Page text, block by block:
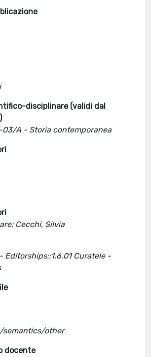
disciplinare (validi dal
03/A - Storia contemporanea
Cecchi, Silvia
Editorships::1.6.01 Curatele -
semantics/other
docente